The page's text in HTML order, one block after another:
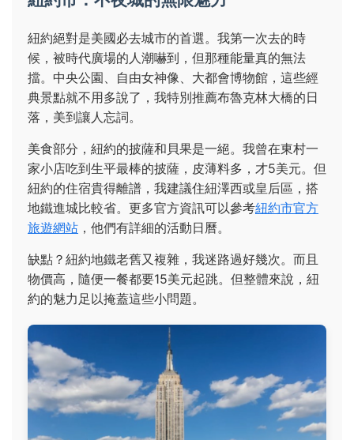
紐約絕對是美國必去城市的首選。我第一次去的時
候，被時代廣場的人潮嚇到，但那種能量真的無法
擋。中央公園、自由女神像、大都會博物館，這些經
典景點就不用多說了，我特別推薦布魯克林大橋的日
落，美到讓人忘詞。
美食部分，紐約的披薩和貝果是一絕。我曾在東村一
家小店吃到生平最棒的披薩，皮薄料多，才5美元。但
紐約的住宿貴得離譜，我建議住紐澤西或皇后區，搭
地鐵進城比較省。更多官方資訊可以參考紐約市官方
旅遊網站 ，他們有詳細的活動日曆。
缺點？紐約地鐵老舊又複雜，我迷路過好幾次。而且
物價高，隨便一餐都要15美元起跳。但整體來說，紐
約的魅力足以掩蓋這些小問題。